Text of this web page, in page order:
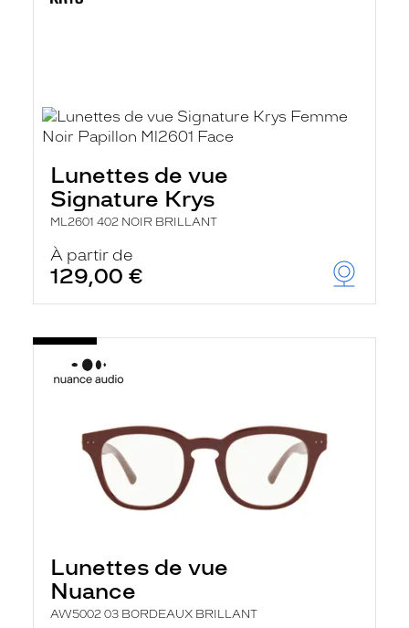
Lunettes de vue
Signature Krys
ML2601 402 NOIR BRILLANT
À partir de
129,00 €
Lunettes de vue
Nuance
AW5002 03 BORDEAUX BRILLANT